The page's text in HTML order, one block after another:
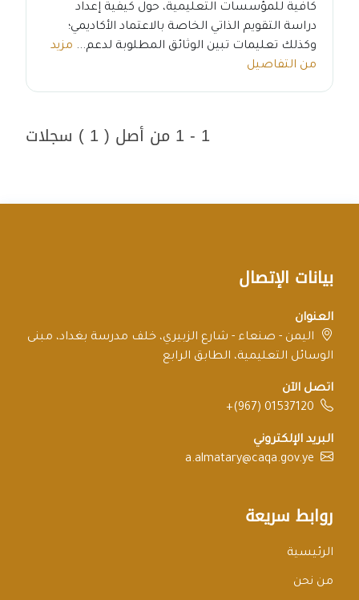
كافية للمؤسسات التعليمية، حول كيفية إعداد
دراسة التقويم الذاتي الخاصة بالاعتماد الأكاديمي؛
وكذلك تعليمات تبين الوثائق المطلوبة لدعم... مزيد
من التفاصيل
1 - 1 من أصل ( 1 ) سجلات
بيانات الإتصال
العنوان
اليمن - صنعاء - شارع الزبيري، خلف مدرسة بغداد، مبنى
الوسائل التعليمية، الطابق الرابع
اتصل الآن
+(967) 01537120
البريد الإلكتروني
a.almatary@caqa.gov.ye
روابط سريعة
الرئيسية
من نحن